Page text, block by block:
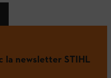
la newsletter STIHL